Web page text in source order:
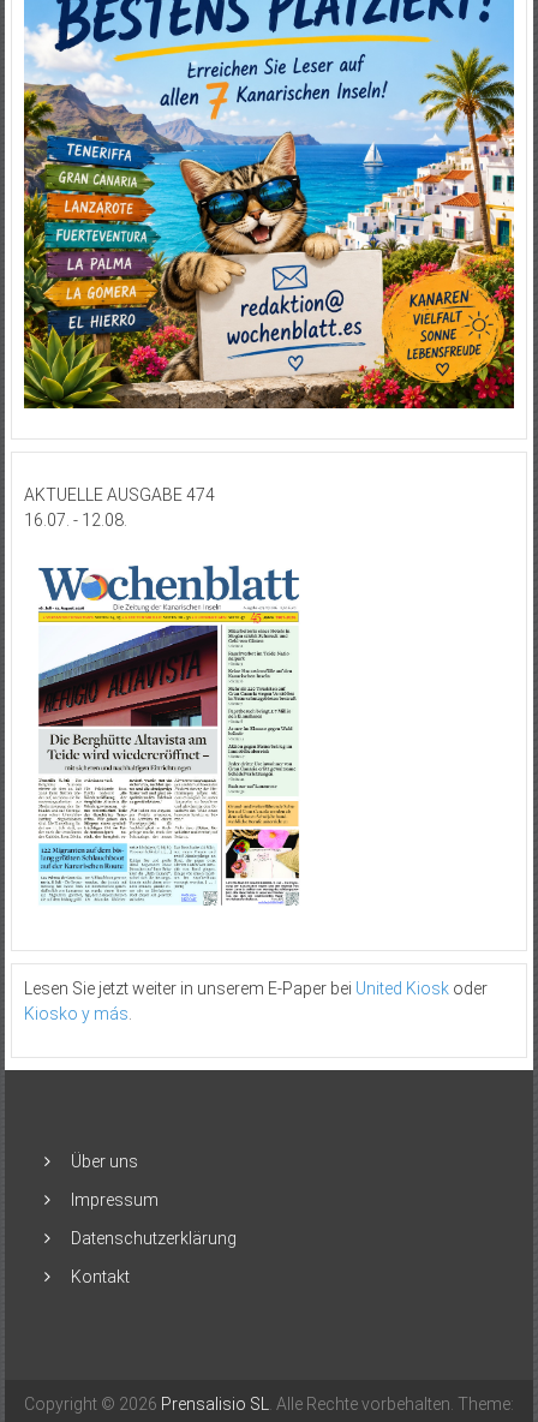
AKTUELLE AUSGABE 474
16.07. - 12.08.
Lesen Sie jetzt weiter in unserem E-Paper bei United Kioskoder
Kiosko y más.
Über uns
Impressum
Datenschutzerklärung
Kontakt
Copyright © 2026 Prensalisio SL. Alle Rechte vorbehalten. Theme: